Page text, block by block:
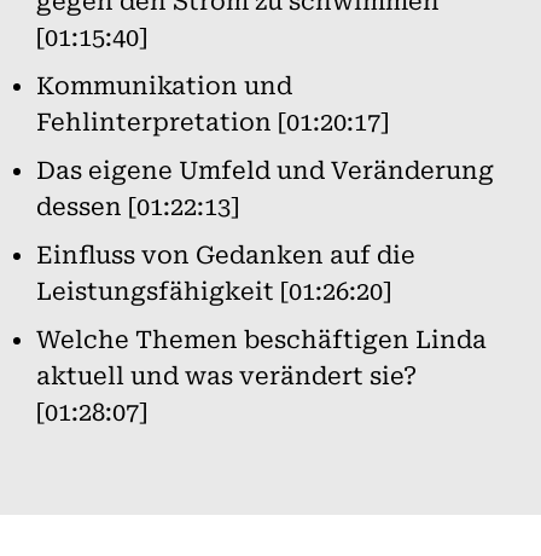
[01:15:40]
Kommunikation und
Fehlinterpretation [01:20:17]
Das eigene Umfeld und Veränderung
dessen [01:22:13]
Einfluss von Gedanken auf die
Leistungsfähigkeit [01:26:20]
Welche Themen beschäftigen Linda
aktuell und was verändert sie?
[01:28:07]